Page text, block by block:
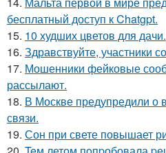
бесплатный доступ к Chatgpt.
15. 10 худших цветов для дачи.
16. Здравствуйте, участники
17. Мошенники фейковые
рассылают.
18. В Москве предупредили о
связи.
19. Сон при свете повышает